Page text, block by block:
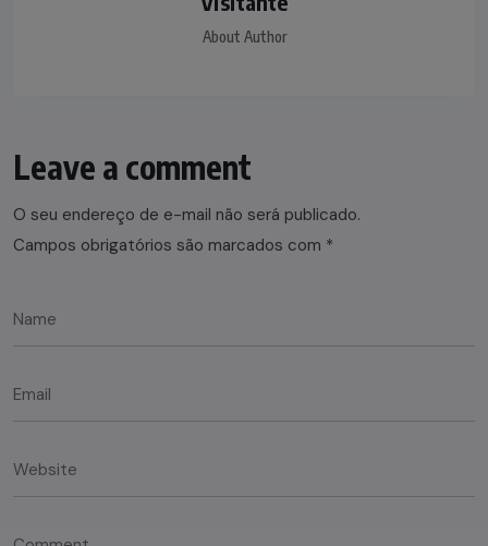
About Author
Leave a comment
O seu endereço de e-mail não será publicado.
Campos obrigatórios são marcados com *